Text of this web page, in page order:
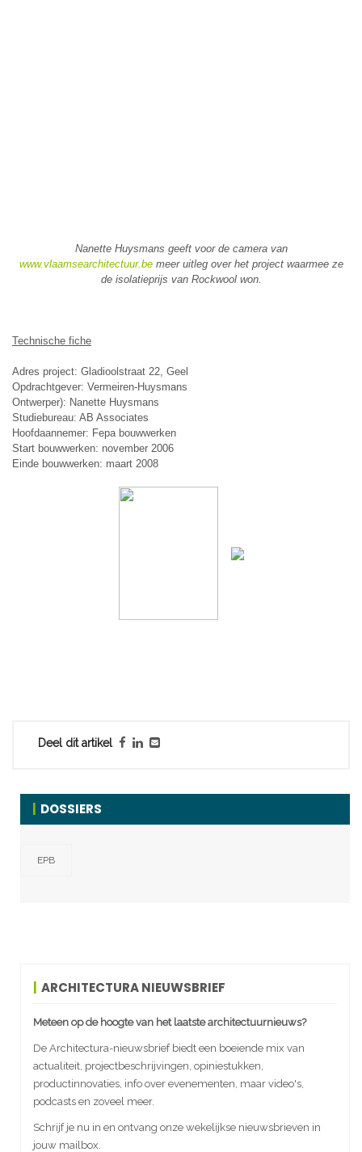
Nanette Huysmans geeft voor de camera van
www.vlaamsearchitectuur.bemeer uitleg over het project waarmee ze
de isolatieprijs van Rockwool won.
Technische fiche
Adres project: Gladioolstraat 22, Geel
Opdrachtgever: Vermeiren-Huysmans
Ontwerper): Nanette Huysmans
Studiebureau: AB Associates
Hoofdaannemer: Fepa bouwwerken
Start bouwwerken: november 2006
Einde bouwwerken: maart 2008
Deel dit artikel
DOSSIERS
EPB
ARCHITECTURA NIEUWSBRIEF
Meteen op de hoogte van het laatste architectuurnieuws?
De Architectura-nieuwsbrief biedt een boeiende mix van
actualiteit, projectbeschrijvingen, opiniestukken,
productinnovaties, info over evenementen, maar video's,
podcasts en zoveel meer.
Schrijf je nu in en ontvang onze wekelijkse nieuwsbrieven in
jouw mailbox.